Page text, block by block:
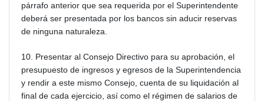
párrafo anterior que sea requerida por el Superintendente
deberá ser presentada por los bancos sin aducir reservas
de ninguna naturaleza.
10. Presentar al Consejo Directivo para su aprobación, el
presupuesto de ingresos y egresos de la Superintendencia
y rendir a este mismo Consejo, cuenta de su liquidación al
final de cada ejercicio, así como el régimen de salarios de